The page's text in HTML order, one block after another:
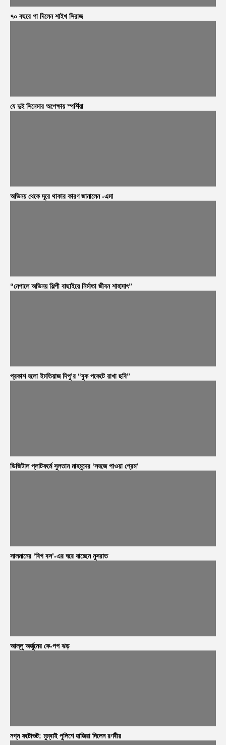
৭০ বছরে পা দিলেন শাইখ সিরাজ
যে দুই সিনেমার অপেক্ষায় স্পর্শিয়া
অভিনয় থেকে দূরে থাকার কারণ জানালেন -এমা
“নেপালে অভিনয় শিল্পী বাছাইয়ে নির্মাতা জীবন শাহাদাৎ”
প্রকাশ হলো ইমতিয়াজ দিপু’র “বুক পকেটে রাখা ছবি”
ডিজিটাল প্লাটফর্মে সুলতান মাহমুদের ‘সহজে পাওয়া প্রেম’
সালমানের ‘বিগ বস’-এর ঘরে যাচ্ছেন নুসরাত
আল্লু অর্জুনের কে-পপ ঝড়
নগ্ন ফটোশুট: মুম্বাই পুলিশে হাজিরা দিলেন রণবীর